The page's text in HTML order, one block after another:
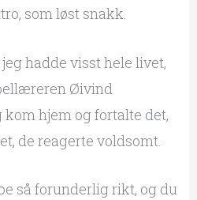
som løst snakk.
hadde visst hele livet,
Øivind
kom hjem og fortalte det,
de reagerte voldsomt.
så forunderlig rikt, og du